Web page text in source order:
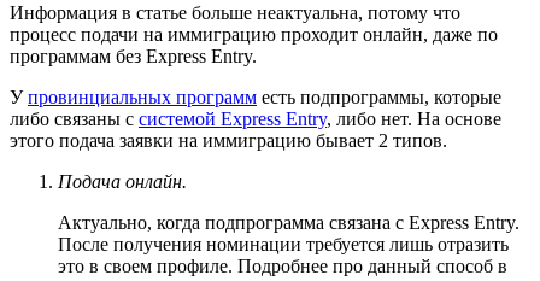
Информация в статье больше неактуальна, потому что
процесс подачи на иммиграцию проходит онлайн, даже по
программам без Express Entry.
Упровинциальных программ есть подпрограммы, которые
либо связаны с системой Express Entry, либо нет. На основе
этого подача заявки на иммиграцию бывает 2 типов.
Подача онлайн.
Актуально, когда подпрограмма связана с Express Entry.
После получения номинации требуется лишь отразить
это в своем профиле. Подробнее про данный способ в